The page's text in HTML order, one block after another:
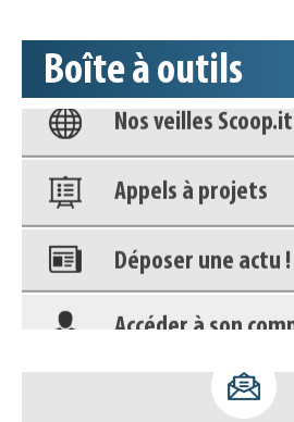
Boîte à outils
Base
Nos veilles Scoop.it
Appels à projets
Déposer une actu !
Accéder à son
déconnecter)
Base documentaire